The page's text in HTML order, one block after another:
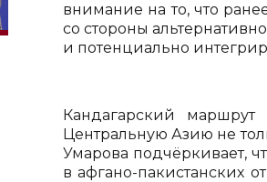
внимание на то, что
со стороны
и потенциально
Кандагарский маршрут
Центральную Азию не
Умарова подчёркивает,
в афгано-